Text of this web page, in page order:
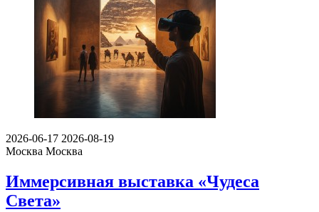
2026-06-17 2026-08-19
Москва Москва
Иммерсивная выставка «Чудеса
Света»